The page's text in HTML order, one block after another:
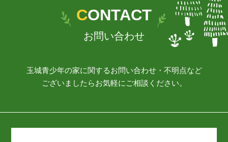
CONTACT
お問い合わせ
玉城青少年の家に関するお問い合わせ・不明点など
ございましたらお気軽にご相談ください。